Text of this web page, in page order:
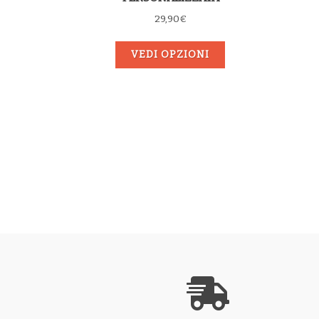
29,90€
VEDI OPZIONI